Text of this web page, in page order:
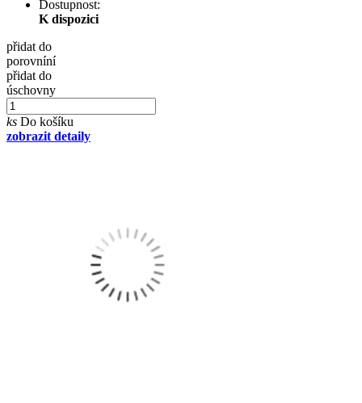
Dostupnost:
K dispozici
přidat do
porovníní
přidat do
úschovny
ks Do košíku
zobrazit detaily